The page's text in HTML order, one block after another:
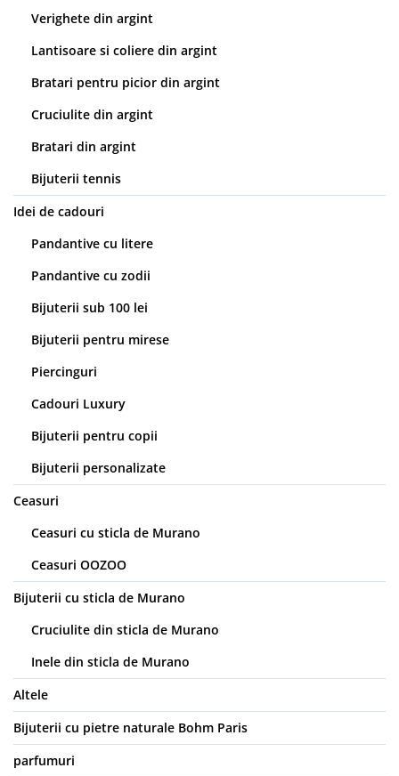
Verighete din argint
Lantisoare si coliere din argint
Bratari pentru picior din argint
Cruciulite din argint
Bratari din argint
Bijuterii tennis
Idei de cadouri
Pandantive cu litere
Pandantive cu zodii
Bijuterii sub 100 lei
Bijuterii pentru mirese
Piercinguri
Cadouri Luxury
Bijuterii pentru copii
Bijuterii personalizate
Ceasuri
Ceasuri cu sticla de Murano
Ceasuri OOZOO
Bijuterii cu sticla de Murano
Cruciulite din sticla de Murano
Inele din sticla de Murano
Altele
Bijuterii cu pietre naturale Bohm Paris
parfumuri